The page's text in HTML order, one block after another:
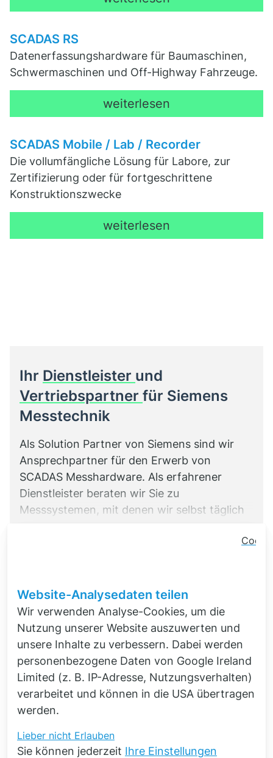
SCADAS RS
Datenerfassungshardware für Baumaschinen,
Schwermaschinen und Off-Highway Fahrzeuge.
weiterlesen
SCADAS Mobile / Lab / Recorder
Die vollumfängliche Lösung für Labore, zur
Zertifizierung oder für fortgeschrittene
Konstruktionszwecke
weiterlesen
Ihr Dienstleister und
Vertriebspartner für Siemens
Messtechnik
Als Solution Partner von Siemens sind wir
Ansprechpartner für den Erwerb von
SCADAS Messhardware. Als erfahrener
Dienstleister beraten wir Sie zu
Messsystemen, mit denen wir selbst täglich
Website-Analysedaten teilen
Wir verwenden Analyse-Cookies, um die
Nutzung unserer Website auszuwerten und
unsere Inhalte zu verbessern. Dabei werden
personenbezogene Daten von Google Ireland
Limited (z. B. IP-Adresse, Nutzungsverhalten)
verarbeitet und können in die USA übertragen
werden.
Lieber nicht Erlauben
Sie können jederzeit Ihre Einstellungen